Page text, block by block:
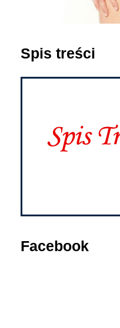
Spis treści
Facebook